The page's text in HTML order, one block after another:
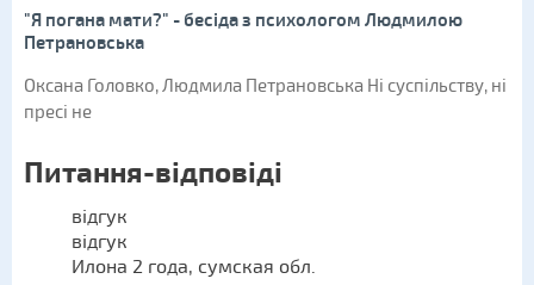
"Я погана мати?" - бесіда з психологом Людмилою
Петрановська
Оксана Головко, Людмила Петрановська Ні суспільству, ні
пресі не
Питання-відповіді
відгук
відгук
Илона 2 года, сумская обл.